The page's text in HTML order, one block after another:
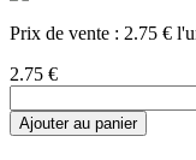
Prix de vente : 2.75 €
2.75 €
Ajouter au panier